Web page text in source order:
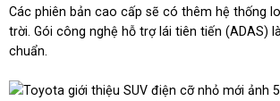
Các phiên bản cao cấp sẽ có thêm hệ thống
trời. Gói công nghệ hỗ trợ lái tiên tiến (ADAS)
chuẩn.